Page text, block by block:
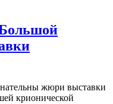
жюри выставки
крионической